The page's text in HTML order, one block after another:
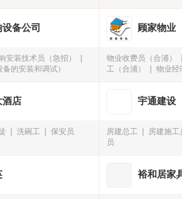
备公司
安装技术员（急招）
的安装和调试）
顾家物业
物业收费员（合浦）
工（合浦）
物业经
店
洗碗工 保安员
宇通建设
房建总工
房建施工
员
裕和居家